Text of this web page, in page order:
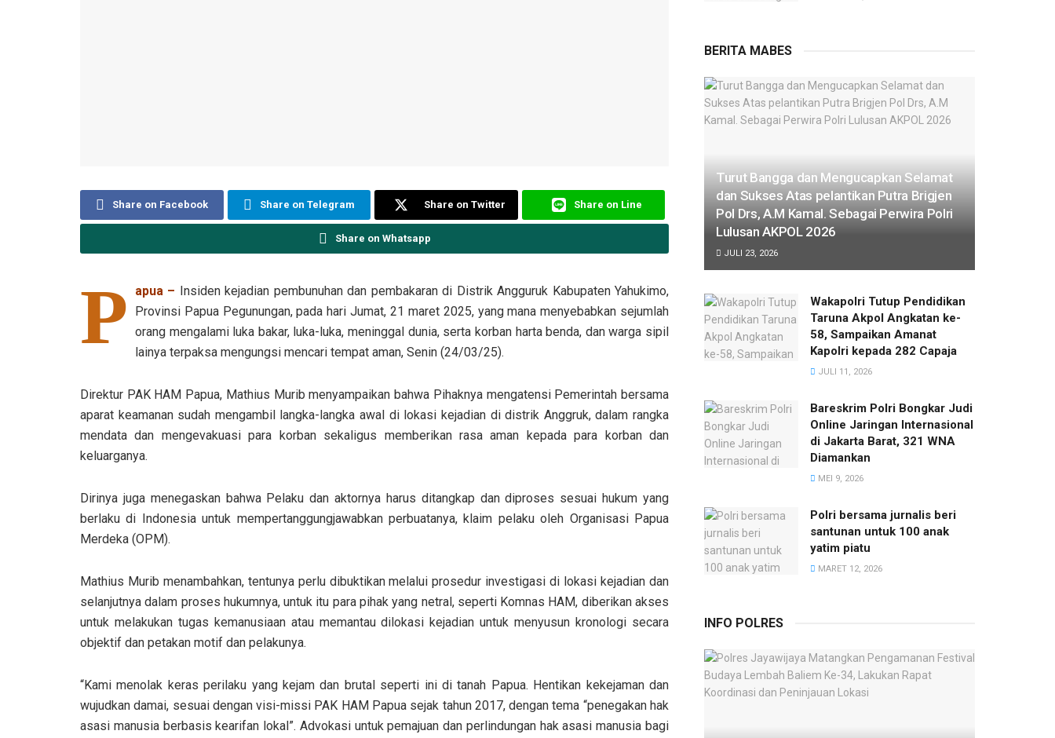
Share on Facebook Share on Telegram Share on Twitter Share on Line
Share on Whatsapp
P apua –
Insiden kejadian pembunuhan dan pembakaran di Distrik Angguruk Kabupaten Yahukimo,
Provinsi Papua Pegunungan, pada hari Jumat, 21 maret 2025, yang mana menyebabkan sejumlah
orang mengalami luka bakar, luka-luka, meninggal dunia, serta korban harta benda, dan warga sipil
lainya terpaksa mengungsi mencari tempat aman, Senin (24/03/25).
Direktur PAK HAM Papua, Mathius Murib menyampaikan bahwa Pihaknya mengatensi Pemerintah bersama
aparat keamanan sudah mengambil langka-langka awal di lokasi kejadian di distrik Anggruk, dalam rangka
mendata dan mengevakuasi para korban sekaligus memberikan rasa aman kepada para korban dan
keluarganya.
Dirinya juga menegaskan bahwa Pelaku dan aktornya harus ditangkap dan diproses sesuai hukum yang
berlaku di Indonesia untuk mempertanggungjawabkan perbuatanya, klaim pelaku oleh Organisasi Papua
Merdeka (OPM).
Mathius Murib menambahkan, tentunya perlu dibuktikan melalui prosedur investigasi di lokasi kejadian dan
selanjutnya dalam proses hukumnya, untuk itu para pihak yang netral, seperti Komnas HAM, diberikan akses
untuk melakukan tugas kemanusiaan atau memantau dilokasi kejadian untuk menyusun kronologi secara
objektif dan petakan motif dan pelakunya.
“Kami menolak keras perilaku yang kejam dan brutal seperti ini di tanah Papua. Hentikan kekejaman dan
wujudkan damai, sesuai dengan visi-missi PAK HAM Papua sejak tahun 2017, dengan tema “penegakan hak
asasi manusia berbasis kearifan lokal”. Advokasi untuk pemajuan dan perlindungan hak asasi manusia bagi
BERITA MABES
Turut Bangga dan Mengucapkan Selamat
dan Sukses Atas pelantikan Putra Brigjen
Pol Drs, A.M Kamal. Sebagai Perwira Polri
Lulusan AKPOL 2026
JULI 23, 2026
Wakapolri Tutup Pendidikan
Taruna Akpol Angkatan ke-
58, Sampaikan Amanat
Kapolri kepada 282 Capaja
JULI 11, 2026
Bareskrim Polri Bongkar Judi
Online Jaringan Internasional
di Jakarta Barat, 321 WNA
Diamankan
MEI 9, 2026
Polri bersama jurnalis beri
santunan untuk 100 anak
yatim piatu
MARET 12, 2026
INFO POLRES